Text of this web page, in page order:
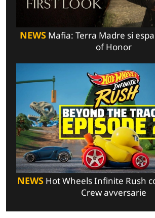
NEWS Mafia: Terra Madre si
of Honor
NEWS Hot Wheels Infinite Rush
Crew avversarie